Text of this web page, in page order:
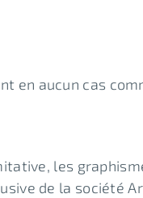
en aucun cas
les
de la société